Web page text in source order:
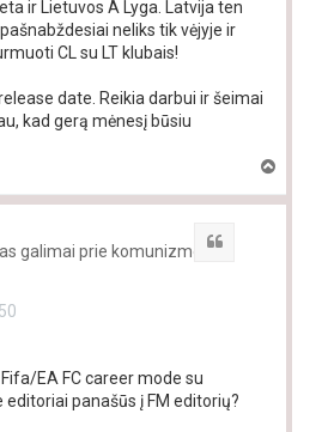
ir Lietuvos A Lyga. Latvija ten
neliks tik vėjyje ir
CL su LT klubais!
date. Reikia darbui ir šeimai
kad gerą mėnesį būsiu
p
galimai prie komunizmo
EA FC career mode su
panašūs į FM editorių?